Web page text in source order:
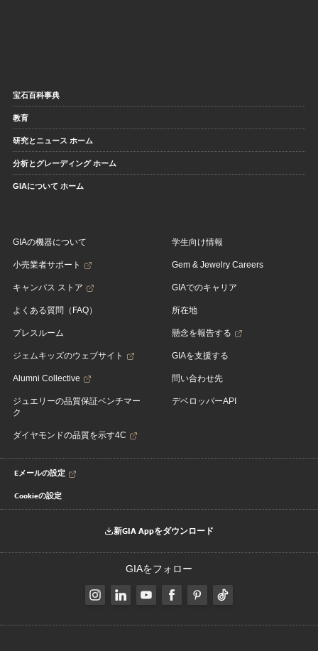
宝石百科事典
教育
研究とニュース ホーム
分析とグレーディング ホーム
GIAについて ホーム
GIAの機器について
小売業者サポート
キャンパス ストア
よくある質問（FAQ）
プレスルーム
ジェムキッズのウェブサイト
Alumni Collective
ジュエリーの品質保証ベンチマー
ク
ダイヤモンドの品質を示す4C
学生向け情報
Gem & Jewelry Careers
GIAでのキャリア
所在地
懸念を報告する
GIAを支援する
問い合わせ先
デベロッパーAPI
Eメールの設定
Cookieの設定
新GIA Appをダウンロード
GIAをフォロー